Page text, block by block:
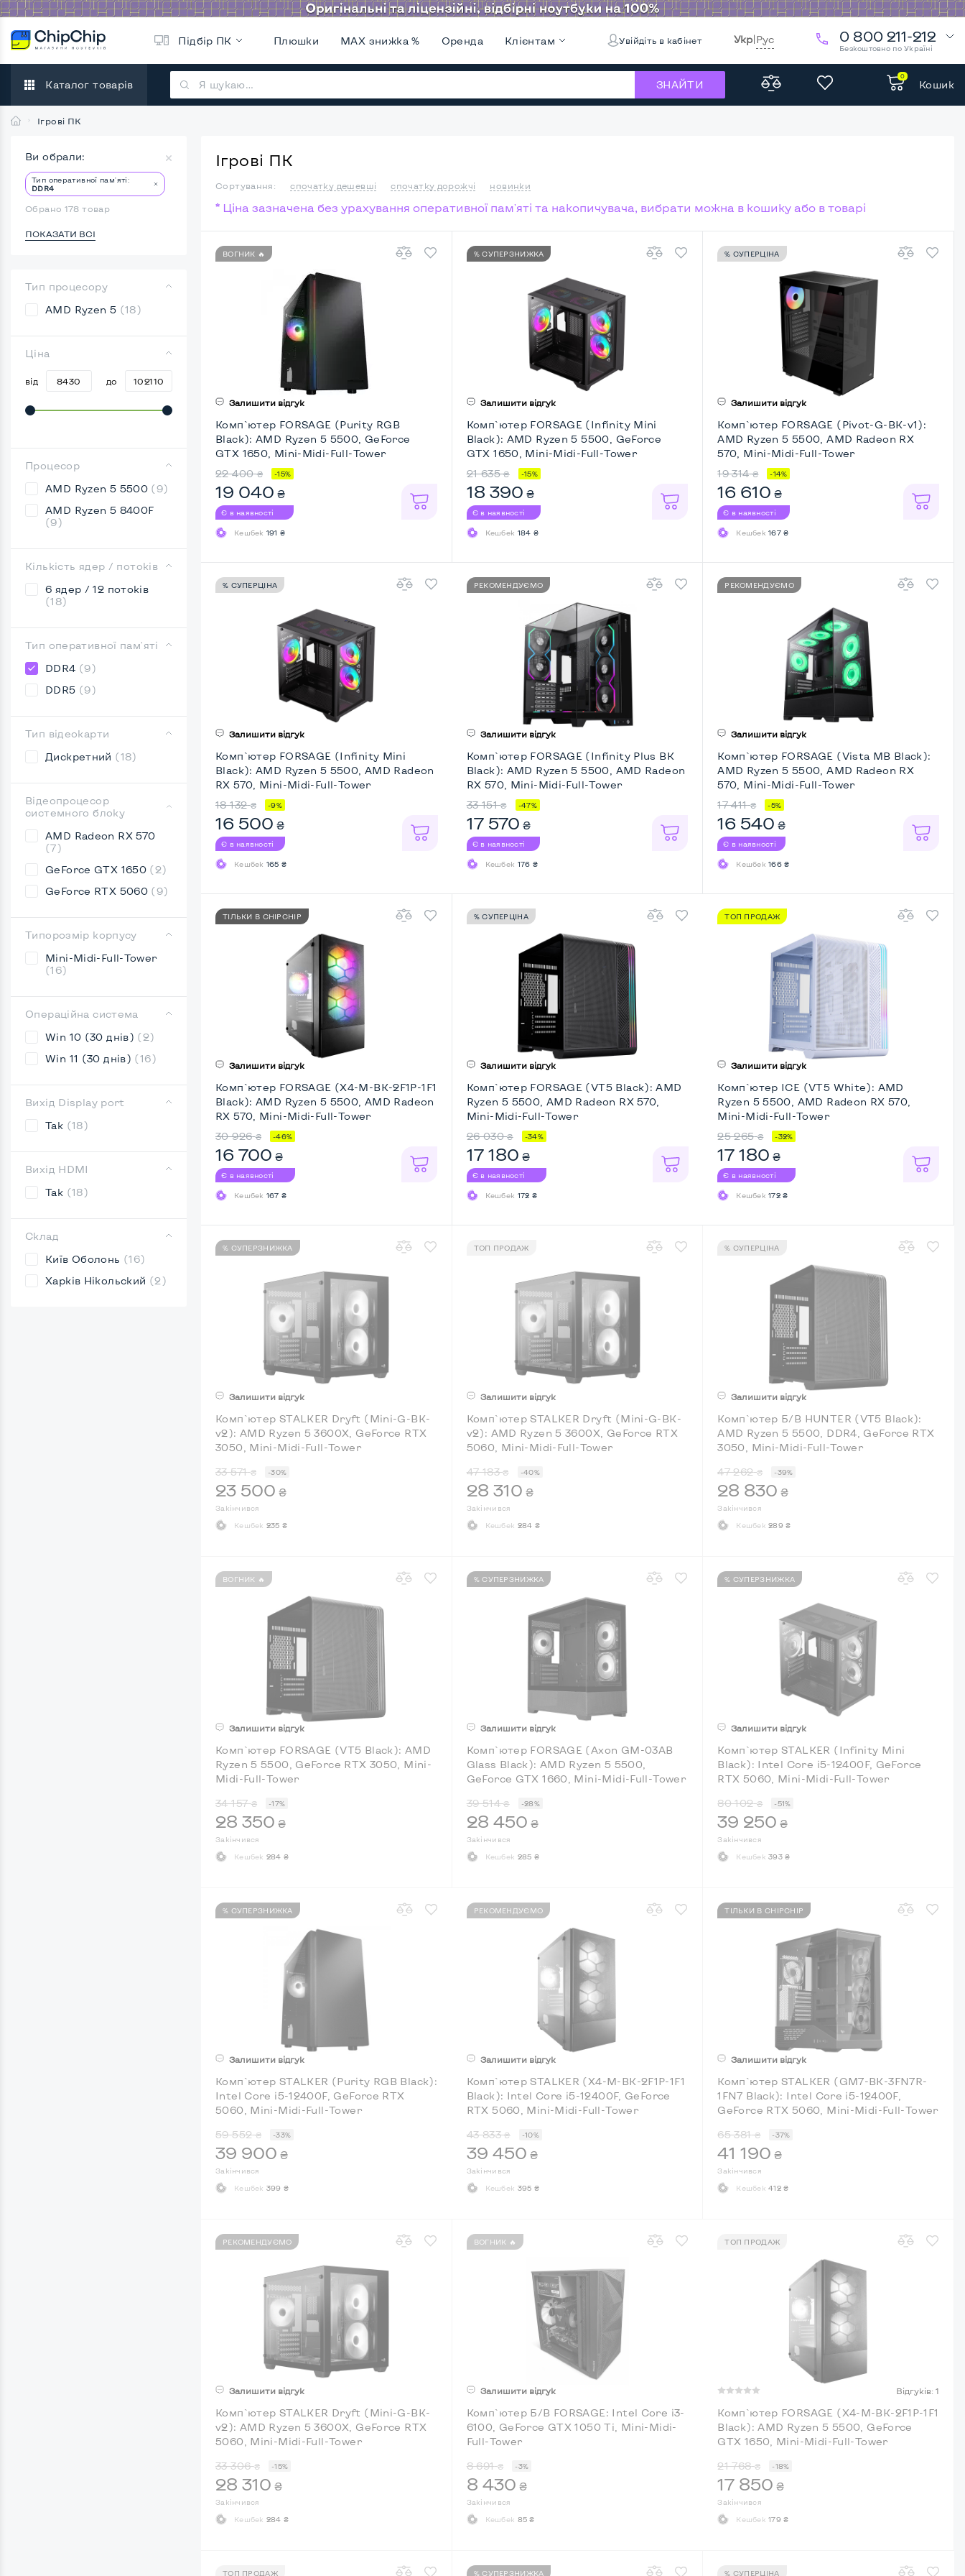
Підбір ПК Плюшки MAX знижка % Оренда Клієнтам Увійдіть в кабінет Укр|Рус 0 800 211-212
Безкоштовно по Україні
Каталог товарів ЗНАЙТИ
0
Кошик
Ігрові ПК
Ви обрали:
Тип оперативної пам'яті:
DDR4
Обрано 178 товар
ПОКАЗАТИ ВСІ
Тип процесору
AMD Ryzen 5 (18)
Ціна
від до
Процесор
AMD Ryzen 5 5500 (9)
AMD Ryzen 5 8400F
(9)
Кількість ядер / потоків
6 ядер / 12 потоків
(18)
Тип оперативної пам'яті
DDR4 (9)
DDR5 (9)
Тип відеокарти
Дискретний (18)
Відеопроцесор
системного блоку
AMD Radeon RX 570
(7)
GeForce GTX 1650 (2)
GeForce RTX 5060 (9)
Типорозмір корпусу
Mini-Midi-Full-Tower
(16)
Операційна система
Win 10 (30 днів) (2)
Win 11 (30 днів) (16)
Вихід Display port
Так (18)
Вихід HDMI
Так (18)
Склад
Київ Оболонь (16)
Харків Нікольский (2)
Ігрові ПК
Сортування: спочатку дешевші спочатку дорожчі новинки
* Ціна зазначена без урахування оперативної пам'яті та накопичувача, вибрати можна в кошику або в товарі
ВОГНИК 🔥
Залишити відгук
Комп`ютер FORSAGE (Purity RGB
Black): AMD Ryzen 5 5500, GeForce
GTX 1650, Mini-Midi-Full-Tower
22 400 ₴ -15%
19 040 ₴
Є в наявності
Кешбек 191 ₴
% СУПЕРЗНИЖКА
Залишити відгук
Комп`ютер FORSAGE (Infinity Mini
Black): AMD Ryzen 5 5500, GeForce
GTX 1650, Mini-Midi-Full-Tower
21 635 ₴ -15%
18 390 ₴
Є в наявності
Кешбек 184 ₴
% СУПЕРЦІНА
Залишити відгук
Комп`ютер FORSAGE (Pivot-G-BK-v1):
AMD Ryzen 5 5500, AMD Radeon RX
570, Mini-Midi-Full-Tower
19 314 ₴ -14%
16 610 ₴
Є в наявності
Кешбек167 ₴
% СУПЕРЦІНА
Залишити відгук
Комп`ютер FORSAGE (Infinity Mini
Black): AMD Ryzen 5 5500, AMD Radeon
RX 570, Mini-Midi-Full-Tower
18 132 ₴ -9%
16 500 ₴
Є в наявності
Кешбек 165 ₴
РЕКОМЕНДУЄМО
Залишити відгук
Комп`ютер FORSAGE (Infinity Plus BK
Black): AMD Ryzen 5 5500, AMD Radeon
RX 570, Mini-Midi-Full-Tower
33 151 ₴ -47%
17 570 ₴
Є в наявності
Кешбек 176 ₴
РЕКОМЕНДУЄМО
Залишити відгук
Комп`ютер FORSAGE (Vista MB Black):
AMD Ryzen 5 5500, AMD Radeon RX
570, Mini-Midi-Full-Tower
17 411 ₴ -5%
16 540 ₴
Є в наявності
Кешбек166 ₴
ТІЛЬКИ В CHIPCHIP
Залишити відгук
Комп`ютер FORSAGE (X4-M-BK-2F1P-1F1
Black): AMD Ryzen 5 5500, AMD Radeon
RX 570, Mini-Midi-Full-Tower
30 926 ₴ -46%
16 700 ₴
Є в наявності
Кешбек 167 ₴
% СУПЕРЦІНА
Залишити відгук
Комп`ютер FORSAGE (VT5 Black): AMD
Ryzen 5 5500, AMD Radeon RX 570,
Mini-Midi-Full-Tower
26 030 ₴ -34%
17 180 ₴
Є в наявності
Кешбек 172 ₴
ТОП ПРОДАЖ
Залишити відгук
Комп`ютер ICE (VT5 White): AMD
Ryzen 5 5500, AMD Radeon RX 570,
Mini-Midi-Full-Tower
25 265 ₴ -32%
17 180 ₴
Є в наявності
Кешбек172 ₴
% СУПЕРЗНИЖКА
Залишити відгук
Комп`ютер STALKER Dryft (Mini-G-BK-
v2): AMD Ryzen 5 3600X, GeForce RTX
3050, Mini-Midi-Full-Tower
33 571 ₴ -30%
23 500 ₴
Закінчився
Кешбек 235 ₴
ТОП ПРОДАЖ
Залишити відгук
Комп`ютер STALKER Dryft (Mini-G-BK-
v2): AMD Ryzen 5 3600X, GeForce RTX
5060, Mini-Midi-Full-Tower
47 183 ₴ -40%
28 310 ₴
Закінчився
Кешбек 284 ₴
% СУПЕРЦІНА
Залишити відгук
Комп`ютер Б/В HUNTER (VT5 Black):
AMD Ryzen 5 5500, DDR4, GeForce RTX
3050, Mini-Midi-Full-Tower
47 262 ₴ -39%
28 830 ₴
Закінчився
Кешбек289 ₴
ВОГНИК 🔥
Залишити відгук
Комп`ютер FORSAGE (VT5 Black): AMD
Ryzen 5 5500, GeForce RTX 3050, Mini-
Midi-Full-Tower
34 157 ₴ -17%
28 350 ₴
Закінчився
Кешбек 284 ₴
% СУПЕРЗНИЖКА
Залишити відгук
Комп`ютер FORSAGE (Axon GM-03AB
Glass Black): AMD Ryzen 5 5500,
GeForce GTX 1660, Mini-Midi-Full-Tower
39 514 ₴ -28%
28 450 ₴
Закінчився
Кешбек 285 ₴
% СУПЕРЗНИЖКА
Залишити відгук
Комп`ютер STALKER (Infinity Mini
Black): Intel Core i5-12400F, GeForce
RTX 5060, Mini-Midi-Full-Tower
80 102 ₴ -51%
39 250 ₴
Закінчився
Кешбек393 ₴
% СУПЕРЗНИЖКА
Залишити відгук
Комп`ютер STALKER (Purity RGB Black):
Intel Core i5-12400F, GeForce RTX
5060, Mini-Midi-Full-Tower
59 552 ₴ -33%
39 900 ₴
Закінчився
Кешбек 399 ₴
РЕКОМЕНДУЄМО
Залишити відгук
Комп`ютер STALKER (X4-M-BK-2F1P-1F1
Black): Intel Core i5-12400F, GeForce
RTX 5060, Mini-Midi-Full-Tower
43 833 ₴ -10%
39 450 ₴
Закінчився
Кешбек 395 ₴
ТІЛЬКИ В CHIPCHIP
Залишити відгук
Комп`ютер STALKER (GM7-BK-3FN7R-
1FN7 Black): Intel Core i5-12400F,
GeForce RTX 5060, Mini-Midi-Full-Tower
65 381 ₴ -37%
41 190 ₴
Закінчився
Кешбек412 ₴
РЕКОМЕНДУЄМО
Залишити відгук
Комп`ютер STALKER Dryft (Mini-G-BK-
v2): AMD Ryzen 5 3600X, GeForce RTX
5060, Mini-Midi-Full-Tower
33 306 ₴ -15%
28 310 ₴
Закінчився
Кешбек 284 ₴
ВОГНИК 🔥
Залишити відгук
Комп`ютер Б/В FORSAGE: Intel Core i3-
6100, GeForce GTX 1050 Ti, Mini-Midi-
Full-Tower
8 691 ₴ -3%
8 430 ₴
Закінчився
Кешбек 85 ₴
ТОП ПРОДАЖ
Відгуків: 1
Комп`ютер FORSAGE (X4-M-BK-2F1P-1F1
Black): AMD Ryzen 5 5500, GeForce
GTX 1650, Mini-Midi-Full-Tower
21 768 ₴ -18%
17 850 ₴
Закінчився
Кешбек179 ₴
ТОП ПРОДАЖ % СУПЕРЗНИЖКА % СУПЕРЦІНА